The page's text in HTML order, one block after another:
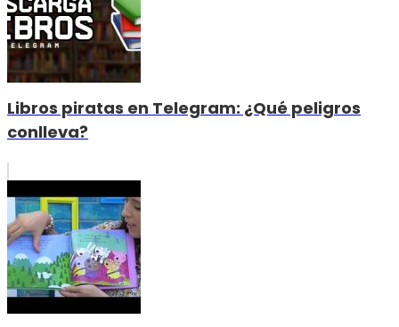
Libros piratas en Telegram: ¿Qué peligros
conlleva?